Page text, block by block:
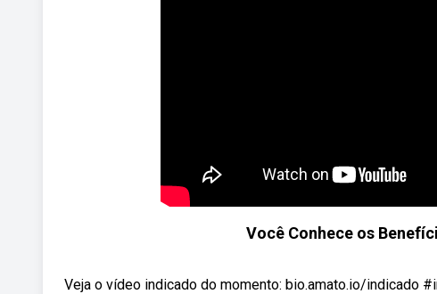
Você Conhece os
Veja o vídeo indicado do momento: bio.amato.io/indicado